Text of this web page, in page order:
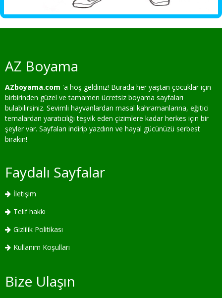
AZ Boyama
AZboyama.com 'a hoş geldiniz! Burada her yaştan çocuklar için
birbirinden güzel ve tamamen ücretsiz boyama sayfaları
bulabilirsiniz. Sevimli hayvanlardan masal kahramanlarına, eğitici
temalardan yaratıcılığı teşvik eden çizimlere kadar herkes için bir
şeyler var. Sayfaları indirip yazdırın ve hayal gücünüzü serbest
bırakın!
Faydalı Sayfalar
İletişim
Telif hakkı
Gizlilik Politikası
Kullanım Koşulları
Bize Ulaşın